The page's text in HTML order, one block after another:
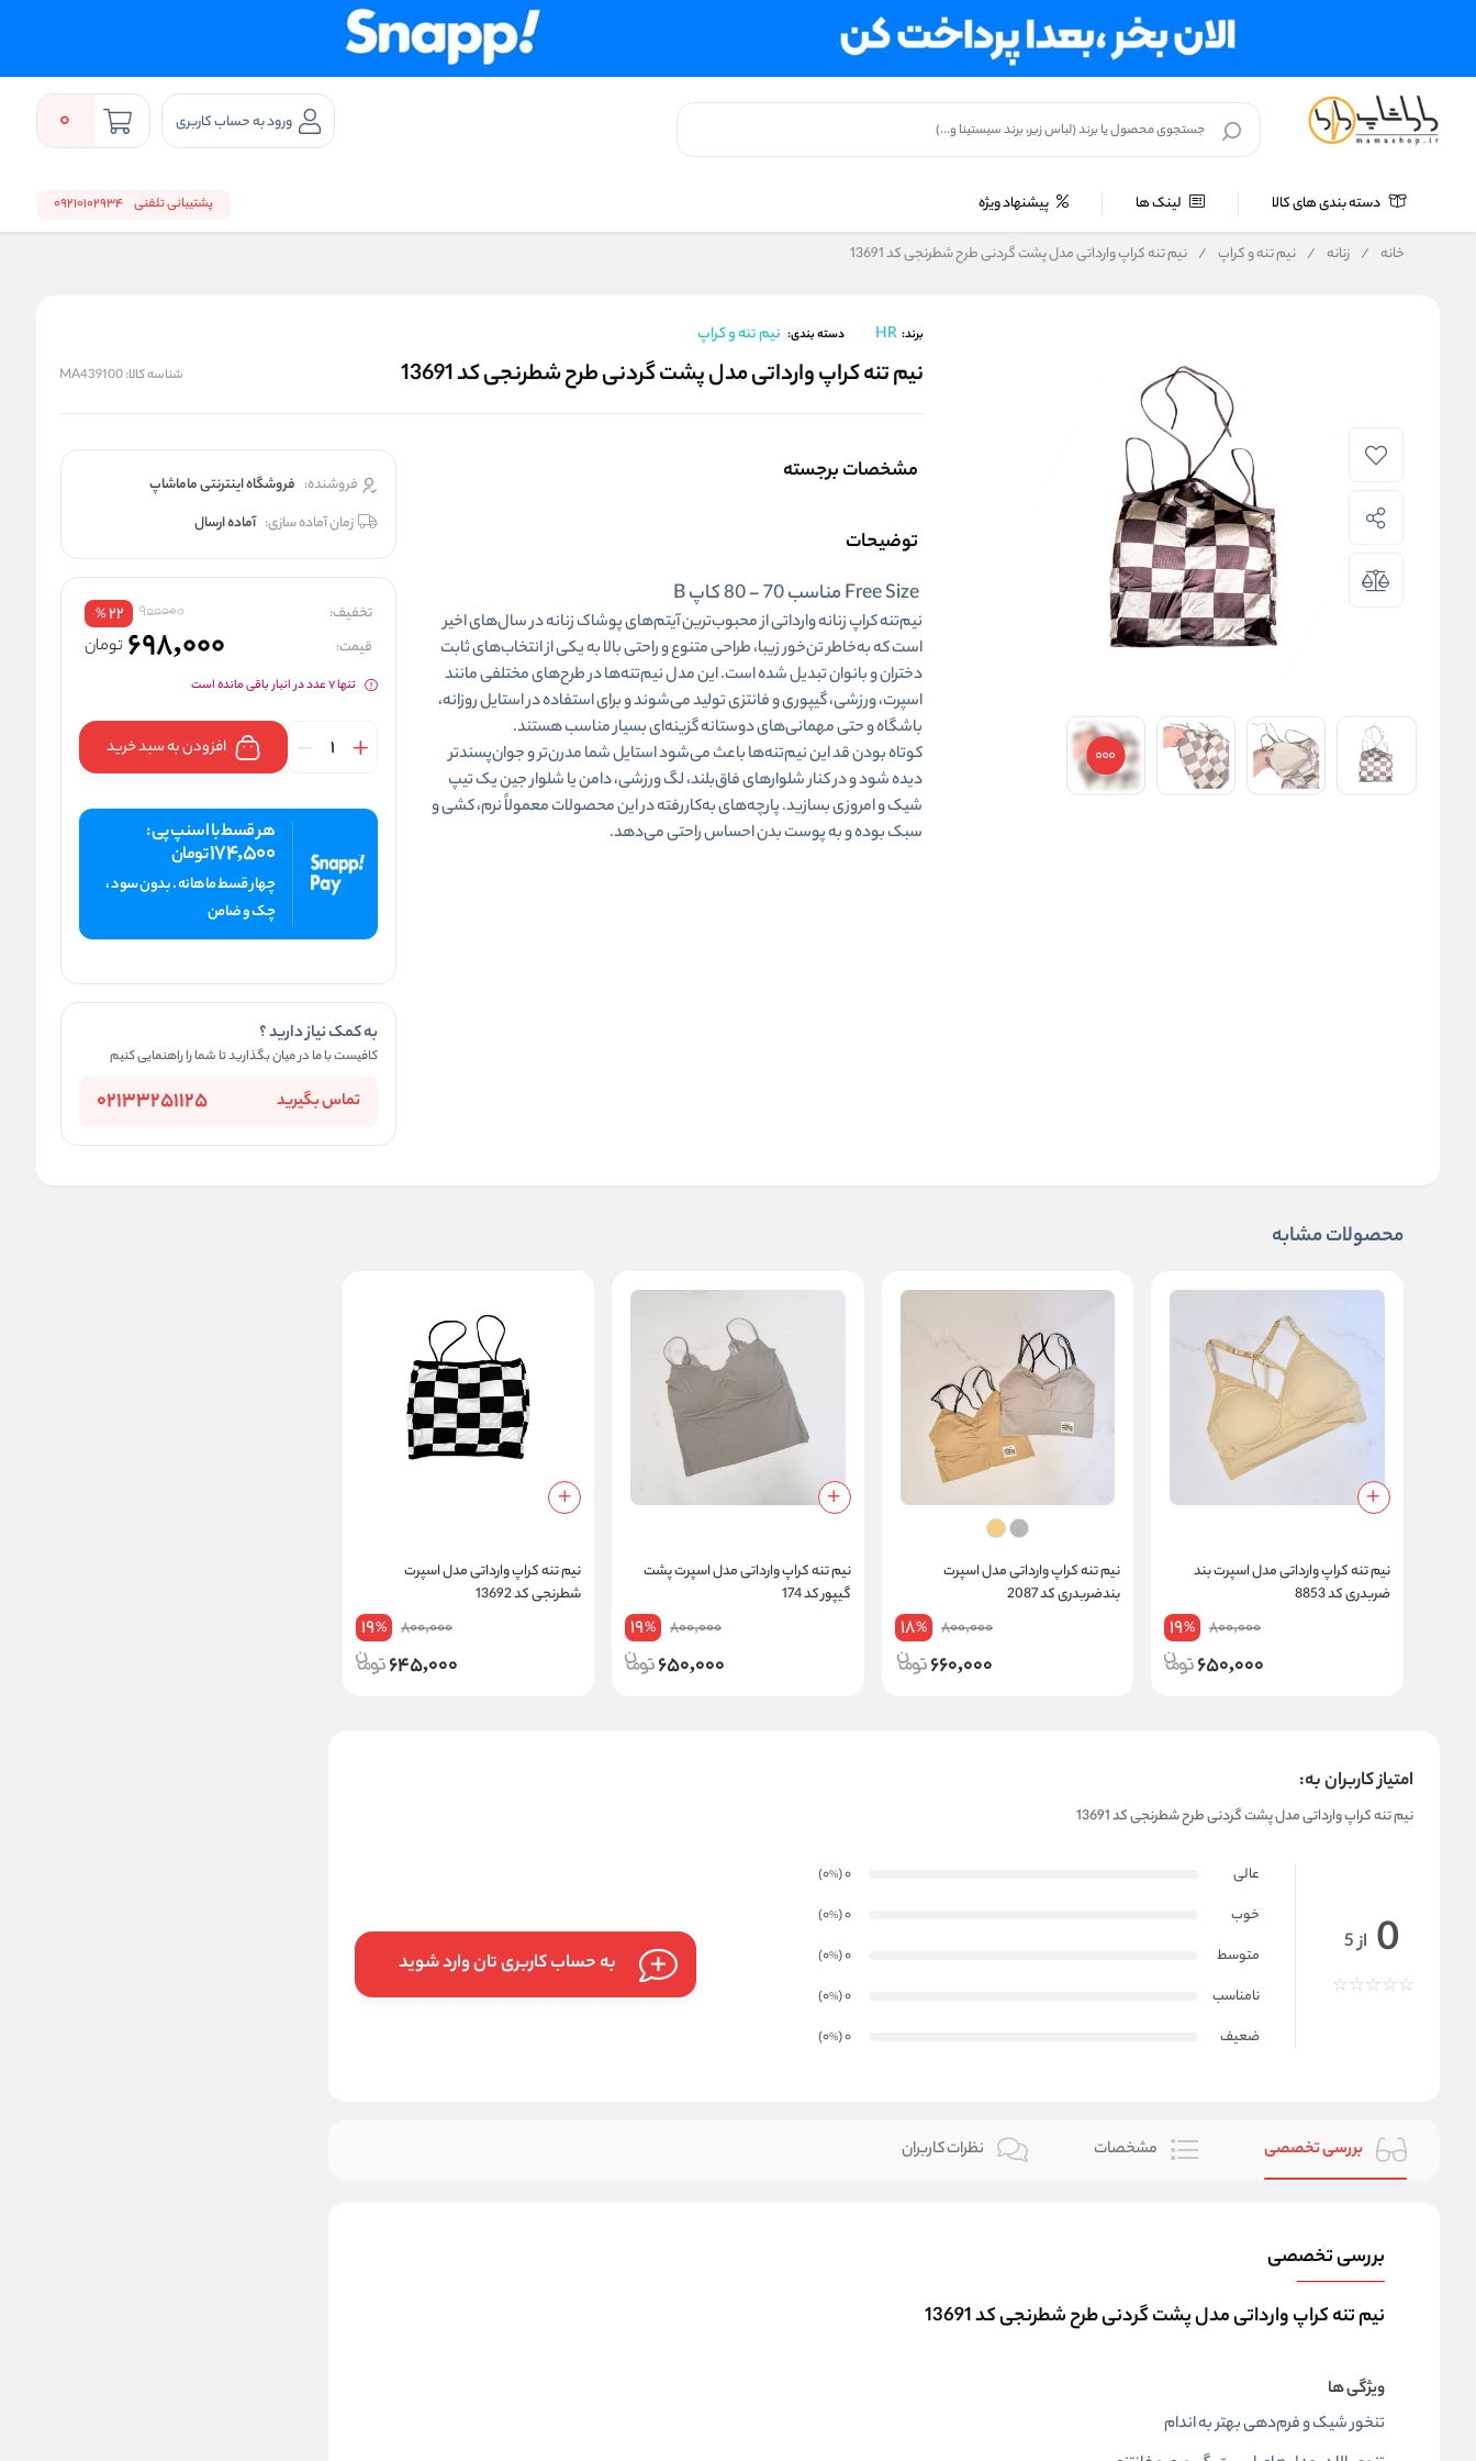
ورود به حساب کاربری 0
دسته بندی های کالا لینک ها پیشنهاد ویژه پشتیبانی تلفنی 09210102934
خانه / زنانه / نیم تنه و کراپ / نیم‌ تنه کراپ وارداتی مدل پشت گردنی طرح شطرنجی کد 13691
برند: HR دسته بندی: نیم تنه و کراپ
نیم‌ تنه کراپ وارداتی مدل پشت گردنی طرح شطرنجی کد 13691 شناسه کالا:MA439100
مشخصات برجسته
توضیحات
Free Size مناسب 70 - 80 کاپ B
نیم‌تنه کراپ زنانه وارداتی از محبوب‌ترین آیتم‌های پوشاک زنانه در سال‌های اخیر
است که به‌خاطرتن‌خور زیبا، طراحی متنوع و راحتی بالابه یکی از انتخاب‌های ثابت
دختران و بانوان تبدیل شده است. این مدل نیم‌تنه‌ها در طرح‌های مختلفی مانند
اسپرت، ورزشی، گیپوری و فانتزیتولید می‌شوند و برای استفاده در استایل روزانه،
باشگاه و حتی مهمانی‌های دوستانه گزینه‌ای بسیار مناسب هستند.
کوتاه بودن قد این نیم‌تنه‌ها باعث می‌شود استایل شمامدرن‌تر و جوان‌پسندتر
دیده شود و در کنار شلوارهای فاق‌بلند، لگ ورزشی، دامن یا شلوار جین یک تیپ
شیک و امروزی بسازید. پارچه‌های به‌کاررفته در این محصولات معمولاً نرم، کشی و
سبک بوده و به پوست بدن احساس راحتی می‌دهد.
فروشنده: فروشگاه اینترنتی ماماشاپ
زمان آماده سازی: آماده ارسال
تخفیف: 900000
22
%
قیمت: 698,000 تومان
تنها 7 عدد در انبار باقی مانده است
افزودن به سبد خرید
هر قسط با اسنپ پی :
174,500تومان
چهار قسط ماهانه . بدون سود ،
چک و ضامن
به کمک نیاز دارید ؟
کافیست با ما در میان بگذارید تا شما را راهنمایی کنیم
تماس بگیرید 02133251125
محصولات مشابه
نیم‌ تنه کراپ وارداتی مدل اسپرت بند
ضربدری کد 8853
800,000
19%
650,000
نیم‌ تنه کراپ وارداتی مدل اسپرت
بندضربدری کد 2087
800,000
18%
660,000
نیم‌ تنه کراپ وارداتی مدل اسپرت پشت
گیپور کد 174
800,000
19%
650,000
نیم‌ تنه کراپ وارداتی مدل اسپرت
شطرنجی کد 13692
800,000
19%
645,000
امتیاز کاربران به:
نیم‌ تنه کراپ وارداتی مدل پشت گردنی طرح شطرنجی کد 13691
0 از 5
عالی 0
(0
%
)
خوب
0
(0
%
)
متوسط
0
(0
%
)
نامناسب
0
(0
%
)
ضعیف
0
(0
%
)
به حساب کاربری تان وارد شوید
بررسی تخصصی مشخصات نظرات کاربران
بررسی تخصصی
نیم‌ تنه کراپ وارداتی مدل پشت گردنی طرح شطرنجی کد 13691
ویژگی ها
تنخور شیک و فرم‌دهی بهتر به اندام